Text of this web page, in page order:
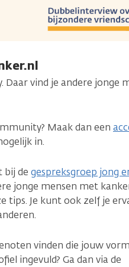
vind je andere jonge
Maak dan een
in.
bij de gespreksgroep jong
jonge mensen met
tips. Je kunt ook zelf je
vinden die jouw
ingevuld? Ga dan via de